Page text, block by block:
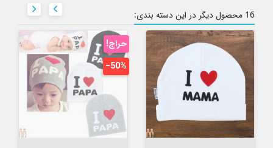
16 محصول دیگر در این دسته بندی: 
حراج!
‎−50%
